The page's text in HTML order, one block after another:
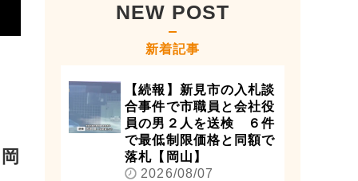
NEW POST
新着記事
【続報】新見市の入札談
合事件で市職員と会社役
員の男２人を送検 ６件
で最低制限価格と同額で
落札【岡山】
2026/08/07